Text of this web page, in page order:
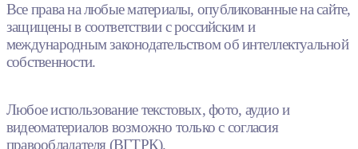
Все права на любые материалы, опубликованные на сайте,
защищены в соответствии с российским и
международным законодательством об интеллектуальной
собственности.
Любое использование текстовых, фото, аудио и
видеоматериалов возможно только с согласия
правообладателя (ВГТРК).